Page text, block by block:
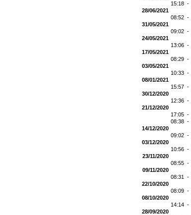
15:18 -
28/06/2021
08:52 -
31/05/2021
09:02 -
24/05/2021
13:06 -
17/05/2021
08:29 -
03/05/2021
10:33 -
08/01/2021
15:57 -
30/12/2020
12:36 -
21/12/2020
17:05 -
08:38 -
14/12/2020
09:02 -
03/12/2020
10:56 -
23/11/2020
08:55 -
09/11/2020
08:31 -
22/10/2020
08:09 -
08/10/2020
14:14 -
28/09/2020